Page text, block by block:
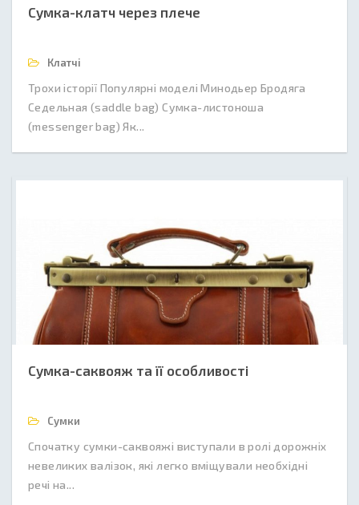
Сумка-клатч через плече
Клатчі
Трохи історії Популярні моделі Минодьер Бродяга
Седельная (saddle bag) Сумка-листоноша
(messenger bag) Як...
Сумка-саквояж та її особливості
Сумки
Спочатку сумки-саквояжі виступали в ролі дорожніх
невеликих валізок, які легко вміщували необхідні
речі на...